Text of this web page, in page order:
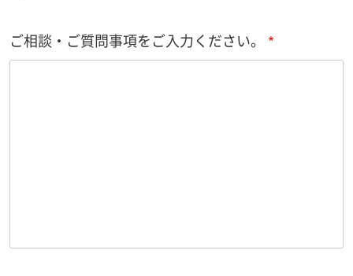
ご相談・ご質問事項をご入力ください。